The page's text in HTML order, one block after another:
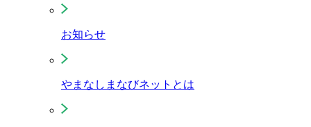
お知らせ
やまなしまなびネットとは